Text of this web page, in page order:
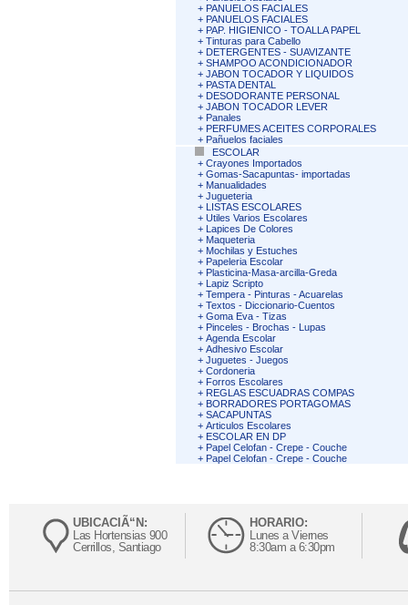
+ PANUELOS FACIALES
+ PANUELOS FACIALES
+ PAP. HIGIENICO - TOALLA PAPEL
+ Tinturas para Cabello
+ DETERGENTES - SUAVIZANTE
+ SHAMPOO ACONDICIONADOR
+ JABON TOCADOR Y LIQUIDOS
+ PASTA DENTAL
+ DESODORANTE PERSONAL
+ JABON TOCADOR LEVER
+ Panales
+ PERFUMES ACEITES CORPORALES
+ Pañuelos faciales
ESCOLAR
+ Crayones Importados
+ Gomas-Sacapuntas- importadas
+ Manualidades
+ Jugueteria
+ LISTAS ESCOLARES
+ Utiles Varios Escolares
+ Lapices De Colores
+ Maqueteria
+ Mochilas y Estuches
+ Papeleria Escolar
+ Plasticina-Masa-arcilla-Greda
+ Lapiz Scripto
+ Tempera - Pinturas - Acuarelas
+ Textos - Diccionario-Cuentos
+ Goma Eva - Tizas
+ Pinceles - Brochas - Lupas
+ Agenda Escolar
+ Adhesivo Escolar
+ Juguetes - Juegos
+ Cordoneria
+ Forros Escolares
+ REGLAS ESCUADRAS COMPAS
+ BORRADORES PORTAGOMAS
+ SACAPUNTAS
+ Articulos Escolares
+ ESCOLAR EN DP
+ Papel Celofan - Crepe - Couche
+ Papel Celofan - Crepe - Couche
UBICACIÃ“N:
Las Hortensias 900
Cerrillos, Santiago
HORARIO:
Lunes a Viernes
8:30am a 6:30pm